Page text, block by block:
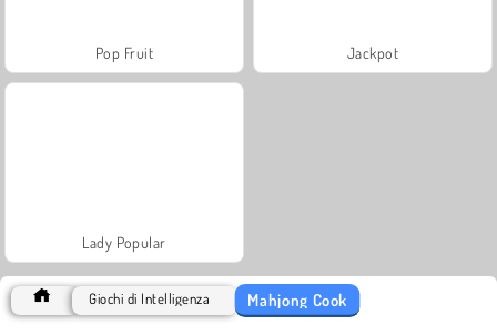
Pop Fruit Jackpot
Lady Popular
Giochi di Intelligenza Mahjong Cook